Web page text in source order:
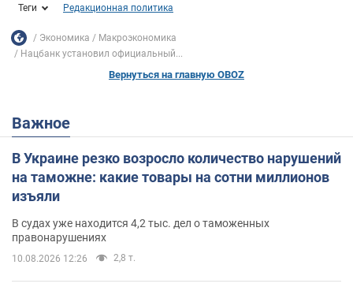
Теги Редакционная политика
Экономика
Mакроэкономика
Нацбанк установил официальный...
Вернуться на главную OBOZ
Важное
В Украине резко возросло количество нарушений
на таможне: какие товары на сотни миллионов
изъяли
В судах уже находится 4,2 тыс. дел о таможенных
правонарушениях
10.08.2026 12:26 2,8 т.